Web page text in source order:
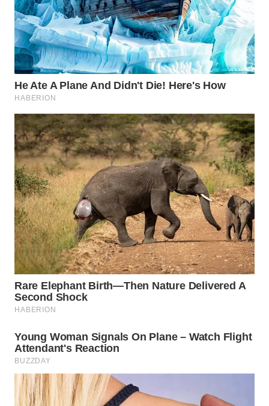
WAHANA
KONSUMEN
WAHANA
LISTRIK
WAHANA
TRAVEL
WAHANA
TV
WAHANANEWS
ID
WAHANANEWS
CO ID
WAHANANEWS
NET
WAHANA
SPORT
WAHANA
UMKM